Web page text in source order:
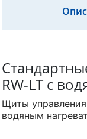
RW-LT с
Щиты
водяным